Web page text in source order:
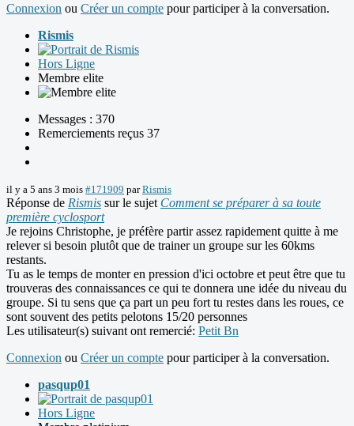
Connexion ou Créer un compte pour participer à la conversation.
Rismis
Hors Ligne
Membre elite
Messages : 370
Remerciements reçus 37
il y a 5 ans 3 mois #171909 parRismis
Réponse de Rismis sur le sujet Comment se préparer à sa toute
première cyclosport
Je rejoins Christophe, je préfère partir assez rapidement quitte à me
relever si besoin plutôt que de trainer un groupe sur les 60kms
restants.
Tu as le temps de monter en pression d'ici octobre et peut être que tu
trouveras des connaissances ce qui te donnera une idée du niveau du
groupe. Si tu sens que ça part un peu fort tu restes dans les roues, ce
sont souvent des petits pelotons 15/20 personnes
Les utilisateur(s) suivant ont remercié: Petit Bn
Connexion ou Créer un compte pour participer à la conversation.
pasqup01
Hors Ligne